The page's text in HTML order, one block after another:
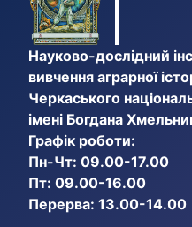
Науково-дослідний
вивчення аграрної
Черкаського
імені Богдана
Графік роботи:
Пн-Чт: 09.00-17.00
Пт: 09.00-16.00
Перерва: 13.00-14.00